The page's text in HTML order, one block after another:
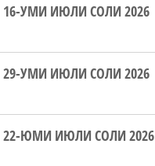
УМИ ИЮЛИ СОЛИ 2026
УМИ ИЮЛИ СОЛИ 2026
ЮМИ ИЮЛИ СОЛИ 2026